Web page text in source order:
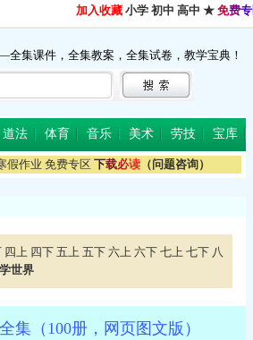
加入收藏 小学 初中 高中 ★ 免费专
集课件，全集教案，全集试卷，教学宝典！
道法 体育 音乐 美术 劳技 宝库
假作业 免费专区 下载必读 （问题咨询）
四上 四下 五上 五下 六上 六下 七上 七下 八
世界
集（100册，网页图文版）